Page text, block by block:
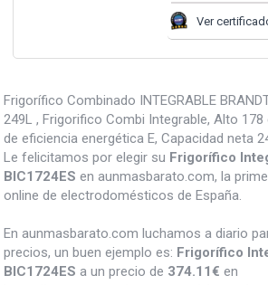
Ver
Frigorífico Combinado INTEGRABLE
249L , Frigorifico Combi Integrable, Alto
de eficiencia energética E, Capacidad neta
Le felicitamos por elegir su Frigorífico
BIC1724ES en aunmasbarato.com, la
online de electrodomésticos de España.
En aunmasbarato.com luchamos a diario
precios, un buen ejemplo es: Frigorífico
BIC1724ES a un precio de 374.11€ en